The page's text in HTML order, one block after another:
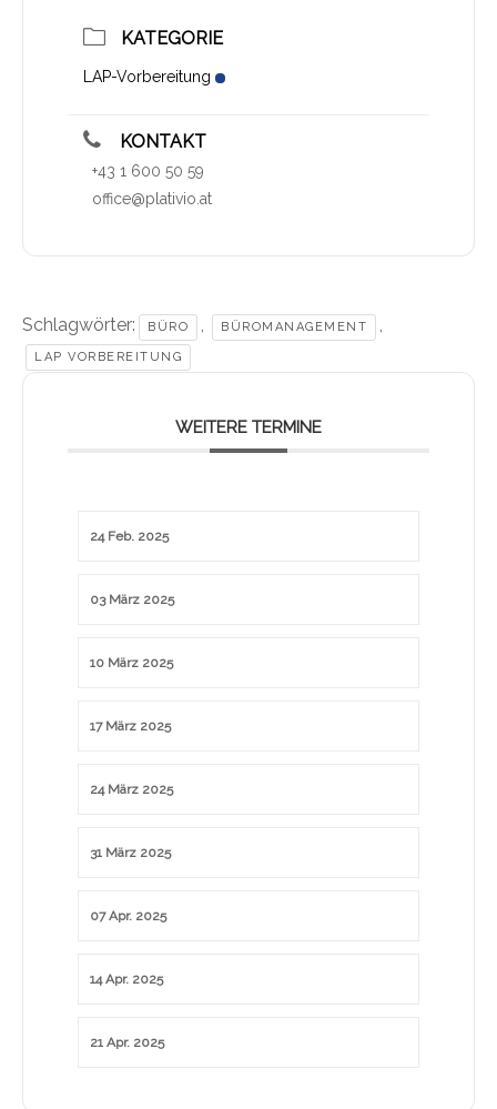
KATEGORIE
LAP-Vorbereitung
KONTAKT
+43 1 600 50 59
office@plativio.at
Schlagwörter: BÜRO , BÜROMANAGEMENT ,
LAP VORBEREITUNG
WEITERE TERMINE
24 Feb. 2025
03 März 2025
10 März 2025
17 März 2025
24 März 2025
31 März 2025
07 Apr. 2025
14 Apr. 2025
21 Apr. 2025